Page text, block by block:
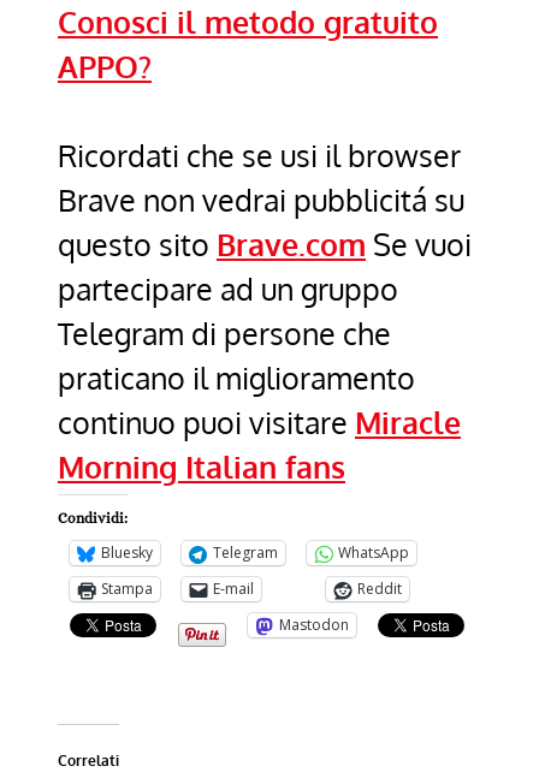
Conosci il metodo gratuito
APPO?
Ricordati che se usi il browser
Brave non vedrai pubblicitá su
questo sito Brave.com Se vuoi
partecipare ad un gruppo
Telegram di persone che
praticano il miglioramento
continuo puoi visitare Miracle
Morning Italian fans
Condividi:
Bluesky Telegram
WhatsApp
Stampa
E-mail
Reddit
Mastodon
Correlati